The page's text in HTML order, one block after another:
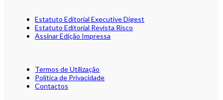
Estatuto Editorial Executive Digest
Estatuto Editorial Revista Risco
Assinar Edição Impressa
Termos de Utilização
Política de Privacidade
Contactos